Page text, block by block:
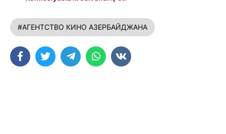
#АГЕНТСТВО КИНО АЗЕРБАЙДЖАНА